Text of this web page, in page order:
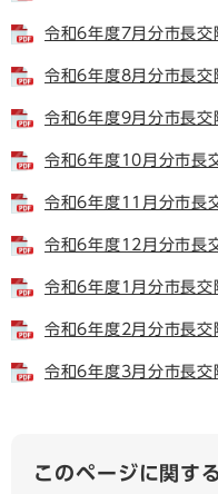
令和6年度7月分市長交
令和6年度8月分市長交
令和6年度9月分市長交
令和6年度10月分市長
令和6年度11月分市長
令和6年度12月分市長
令和6年度1月分市長交
令和6年度2月分市長交
令和6年度3月分市長交
このページに関す